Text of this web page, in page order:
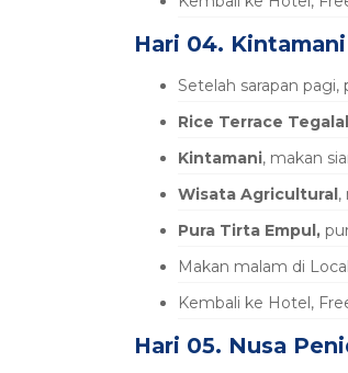
Hari 04.
Setelah sarapan
Rice Terrace
Kintamani, makan
Wisata Agricultural,
Pura Tirta Empul,
Makan malam di
Kembali ke Hotel,
Hari 05. Nusa